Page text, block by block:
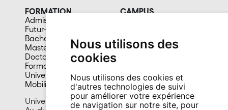
Nous utilisons des
cookies
Nous utilisons des cookies et
d'autres technologies de suivi
pour améliorer votre expérience
de navigation sur notre site, pour
FORMATION
Admission
Futur-e étudiant-e
Bachelors
Masters
Doctorat
Formation continue
Université du 3e âge
Mobilité
CAMPUS
Sports
Santé
Université de Neuchâtel